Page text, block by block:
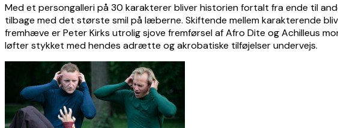
Med et persongalleri på 30 karakterer bliver historien fortalt fra ende til
tilbage med det største smil på læberne. Skiftende mellem karakterende
fremhæve er Peter Kirks utrolig sjove fremførsel af Afro Dite og Achilleus
løfter stykket med hendes adrætte og akrobatiske tilføjelser undervejs.